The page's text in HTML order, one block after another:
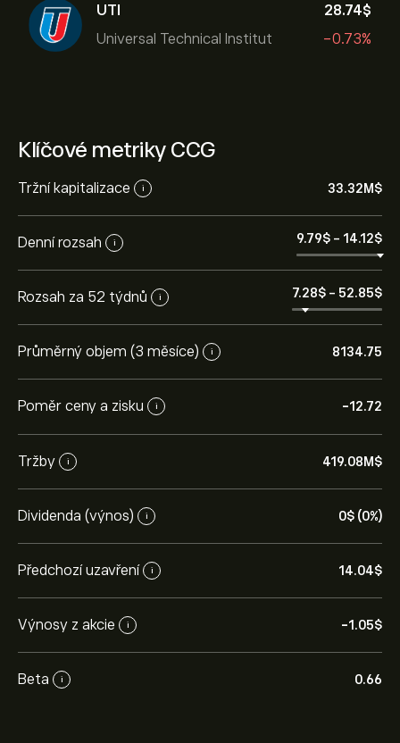
UTI
Universal Technical Institut
28.74‎$‎
-0.73%
Klíčové metriky CCG
Tržní kapitalizace i 33.32M‎$‎
Denní rozsah i 9.79‎$‎ - 14.12‎$‎
Rozsah za 52 týdnů i 7.28‎$‎ - 52.85‎$‎
Průměrný objem (3 měsíce) i 8134.75
Poměr ceny a zisku i -12.72
Tržby i 419.08M‎$‎
Dividenda (výnos) i 0‎$‎ (0%)
Předchozí uzavření i 14.04‎$‎
Výnosy z akcie i -1.05‎$‎
Beta i 0.66